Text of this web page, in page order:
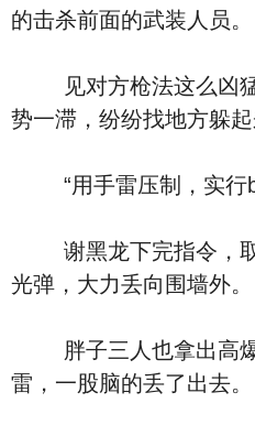
的击杀前面的武装人员。
见对方枪法这么凶猛
势一滞，纷纷找地方躲起
“用手雷压制，实行b
谢黑龙下完指令，取
光弹，大力丢向围墙外。
胖子三人也拿出高爆
雷，一股脑的丢了出去。